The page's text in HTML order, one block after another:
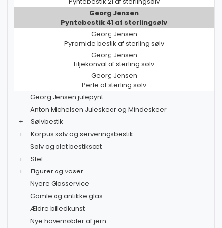
Georg Jensen
Pyntebestik 41 af sterlingsølv
Georg Jensen
Pyramide bestik af sterling sølv
Georg Jensen
Liljekonval af sterling sølv
Georg Jensen
Perle af sterling sølv
Georg Jensen julepynt
Anton Michelsen Juleskeer og Mindeskeer
+
Sølvbestik
+
Korpus sølv og serveringsbestik
Sølv og plet bestiksæt
+
Stel
+
Figurer og vaser
Nyere Glasservice
Gamle og antikke glas
Ældre billedkunst
Nye havemøbler af jern